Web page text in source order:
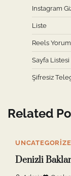
Instagram
Liste
Reels
Sayfa Listesi
Şifresiz
Related
Denizli